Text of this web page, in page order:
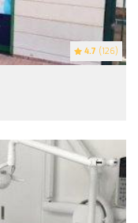
4.7 (126)